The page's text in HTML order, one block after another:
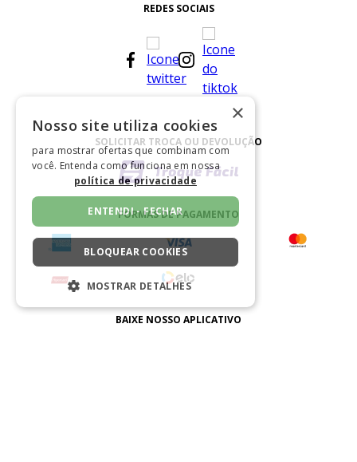
REDES SOCIAIS
SOLICITAR TROCA OU DEVOLUÇÃO
FORMAS DE PAGAMENTO
BAIXE NOSSO APLICATIVO
×
Nosso site utiliza cookies
para mostrar ofertas que combinam com
você. Entenda como funciona em nossa
política de privacidade
ENTENDI - FECHAR
BLOQUEAR COOKIES
MOSTRAR DETALHES
ESTRITAMENTE NECESSÁRIOS